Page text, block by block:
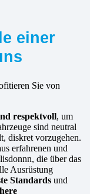
einer
Sie von
respektvoll, um
sind neutral
diskret vorzugehen.
erfahrenen und
die über das
Ausrüstung
Standards und